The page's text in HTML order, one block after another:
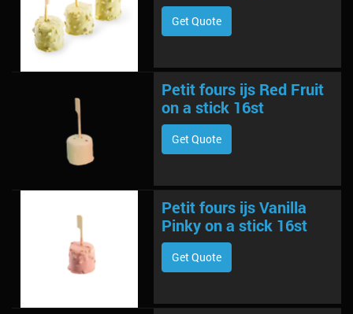
Get Quote
Petit fours ijs Red Fruit
on a stick 16st
Get Quote
Petit fours ijs Vanilla
Pinky on a stick 16st
Get Quote